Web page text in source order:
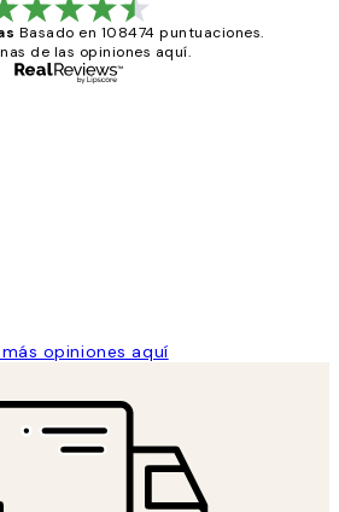
Basado en 108474 puntuaciones.
de las opiniones aquí.
opiniones aquí